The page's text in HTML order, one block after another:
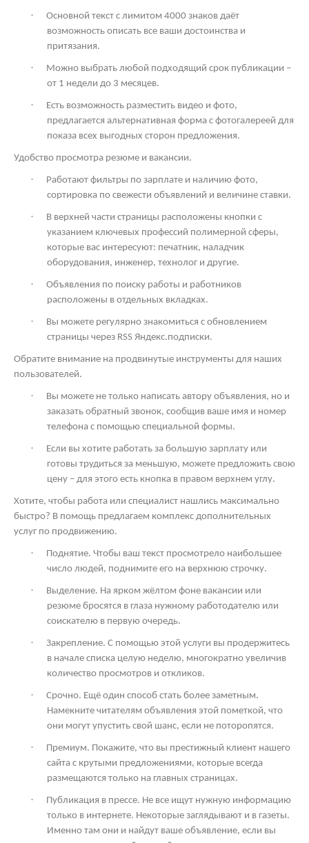
·
Основной текст с лимитом 4000 знаков даёт
возможность описать все ваши достоинства и
притязания.
·
Можно выбрать любой подходящий срок публикации –
от 1 недели до 3 месяцев.
·
Есть возможность разместить видео и фото,
предлагается альтернативная форма с фотогалереей для
показа всех выгодных сторон предложения.
Удобство просмотра резюме и вакансии.
·
Работают фильтры по зарплате и наличию фото,
сортировка по свежести объявлений и величине ставки.
·
В верхней части страницы расположены кнопки с
указанием ключевых профессий полимерной сферы,
которые вас интересуют: печатник, наладчик
оборудования, инженер, технолог и другие.
·
Объявления по поиску работы и работников
расположены в отдельных вкладках.
·
Вы можете регулярно знакомиться с обновлением
страницы через RSS Яндекс.подписки.
Обратите внимание на продвинутые инструменты для наших
пользователей.
·
Вы можете не только написать автору объявления, но и
заказать обратный звонок, сообщив ваше имя и номер
телефона с помощью специальной формы.
·
Если вы хотите работать за большую зарплату или
готовы трудиться за меньшую, можете предложить свою
цену – для этого есть кнопка в правом верхнем углу.
Хотите, чтобы работа или специалист нашлись максимально
быстро? В помощь предлагаем комплекс дополнительных
услуг по продвижению.
·
Поднятие. Чтобы ваш текст просмотрело наибольшее
число людей, поднимите его на верхнюю строчку.
·
Выделение. На ярком жёлтом фоне вакансии или
резюме бросятся в глаза нужному работодателю или
соискателю в первую очередь.
·
Закрепление. С помощью этой услуги вы продержитесь
в начале списка целую неделю, многократно увеличив
количество просмотров и откликов.
·
Срочно. Ещё один способ стать более заметным.
Намекните читателям объявления этой пометкой, что
они могут упустить свой шанс, если не поторопятся.
·
Премиум. Покажите, что вы престижный клиент нашего
сайта с крутыми предложениями, которые всегда
размещаются только на главных страницах.
·
Публикация в прессе. Не все ищут нужную информацию
только в интернете. Некоторые заглядывают и в газеты.
Именно там они и найдут ваше объявление, если вы